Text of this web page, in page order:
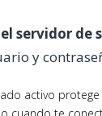
servidor de
y
activo